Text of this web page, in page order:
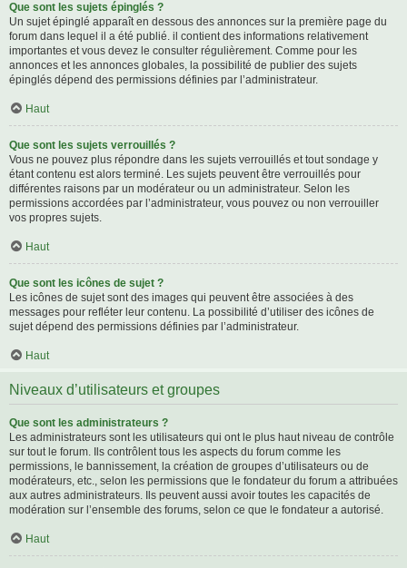
Que sont les sujets épinglés ?
Un sujet épinglé apparaît en dessous des annonces sur la première page du
forum dans lequel il a été publié. il contient des informations relativement
importantes et vous devez le consulter régulièrement. Comme pour les
annonces et les annonces globales, la possibilité de publier des sujets
épinglés dépend des permissions définies par l’administrateur.
Haut
Que sont les sujets verrouillés ?
Vous ne pouvez plus répondre dans les sujets verrouillés et tout sondage y
étant contenu est alors terminé. Les sujets peuvent être verrouillés pour
différentes raisons par un modérateur ou un administrateur. Selon les
permissions accordées par l’administrateur, vous pouvez ou non verrouiller
vos propres sujets.
Haut
Que sont les icônes de sujet ?
Les icônes de sujet sont des images qui peuvent être associées à des
messages pour refléter leur contenu. La possibilité d’utiliser des icônes de
sujet dépend des permissions définies par l’administrateur.
Haut
Niveaux d’utilisateurs et groupes
Que sont les administrateurs ?
Les administrateurs sont les utilisateurs qui ont le plus haut niveau de contrôle
sur tout le forum. Ils contrôlent tous les aspects du forum comme les
permissions, le bannissement, la création de groupes d’utilisateurs ou de
modérateurs, etc., selon les permissions que le fondateur du forum a attribuées
aux autres administrateurs. Ils peuvent aussi avoir toutes les capacités de
modération sur l’ensemble des forums, selon ce que le fondateur a autorisé.
Haut